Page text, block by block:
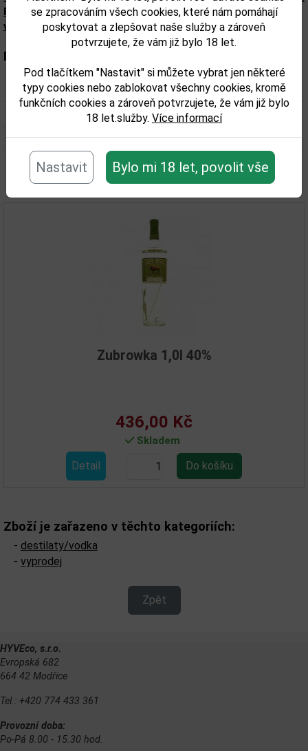
se zpracováním všech cookies, které nám pomáhají
poskytovat a zlepšovat naše služby a zároveň
potvrzujete, že vám již bylo 18 let.
Pod tlačítkem "Nastavit" si můžete vybrat jen některé
typy cookies nebo zablokovat všechny cookies, kromě
funkčních cookies a zároveň potvrzujete, že vám již bylo
18 let.služby. Více informací
Nastavit Bylo mi 18 let, povolit vše
Přesné složení a alergeny jsou k dispozici na obalu
výrobku. Zkontrolujte prosím před konzumací.
Parametry:
Obsah alkoholu obj. %: 40
Související zboží
Zubrowka 1,0l 40%
436,00 Kč
Skladem
Zboží je zařazeno v těchto kategoriích:
- destilaty/vodka
- vyprodej
Zpět
HYVEco, s.r.o.
Evropská 682
664 42 Modřice
Tel.: +420 774 433 361
Provozní doba:
Po-Pá 8.00 - 15.30 hod.